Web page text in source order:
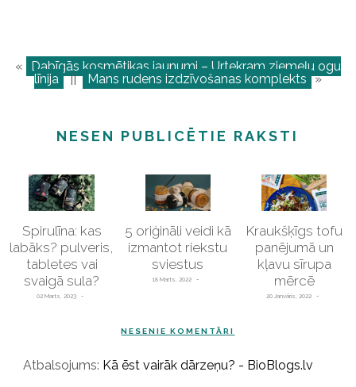
«
Dabīgās kosmētikas jaunumi – Urtekram ziemeļu ogu
līnija || Mans rudens izdzīvošanas komplekts »
NESEN PUBLICĒTIE RAKSTI
Spirulīna: kas
labāks? pulveris,
tabletes vai
svaigā sula?
02 Marts, 2023
5 oriģināli veidi kā
izmantot riekstu
sviestus
18 Marts, 2022
Kraukšķīgs tofu
panējumā un
kļavu sīrupa
mērcē
20 Janvāris, 2022
NESENIE KOMENTĀRI
Atbalsojums: Kā ēst vairāk dārzeņu? - BioBlogs.lv